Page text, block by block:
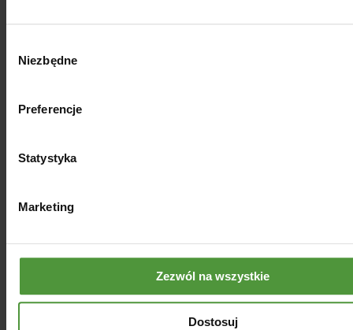
zgody
Niezbędne
Preferencje
Statystyka
Marketing
Zezwól na wszystkie
Dostosuj
Olejek eteryczny
rozmarynowy, 100% naturalny